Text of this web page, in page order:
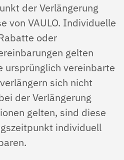
der Verlängerung
von VAULO. Individuelle
oder
gelten
ursprünglich vereinbarte
sich nicht
der Verlängerung
gelten, sind diese
individuell